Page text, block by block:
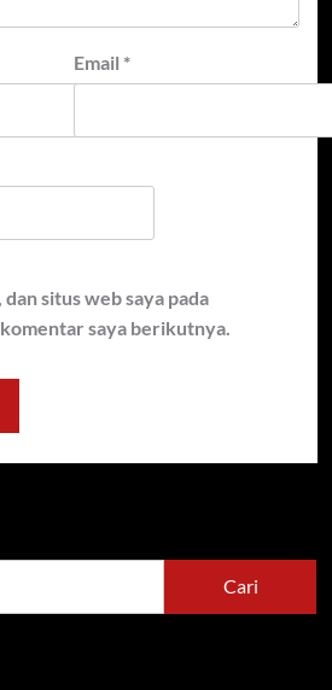
Email *
dan situs web saya pada
saya berikutnya.
Cari